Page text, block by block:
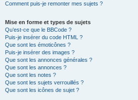
Comment puis-je remonter mes sujets ?
Mise en forme et types de sujets
Qu’est-ce que le BBCode ?
Puis-je insérer du code HTML ?
Que sont les émoticônes ?
Puis-je insérer des images ?
Que sont les annonces générales ?
Que sont les annonces ?
Que sont les notes ?
Que sont les sujets verrouillés ?
Que sont les icônes de sujet ?